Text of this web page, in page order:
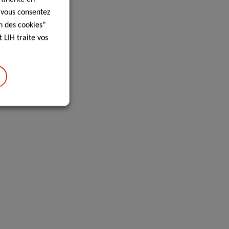
consentez
des cookies"
LIH traite vos